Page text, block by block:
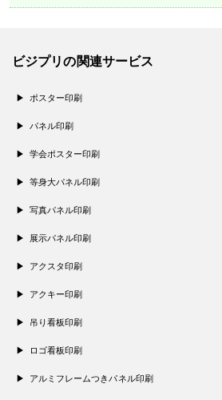
ビジプリの関連サービス
ポスター印刷
パネル印刷
学会ポスター印刷
等身大パネル印刷
写真パネル印刷
展示パネル印刷
アクスタ印刷
アクキー印刷
吊り看板印刷
ロゴ看板印刷
アルミフレームつきパネル印刷